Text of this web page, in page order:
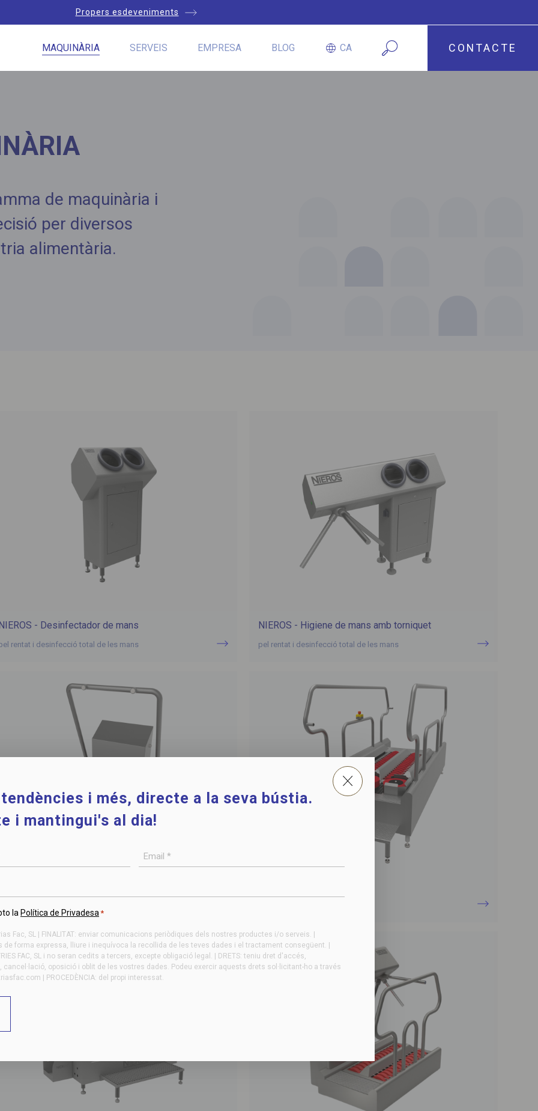
Propers esdeveniments
MAQUINÀRIA SERVEIS EMPRESA BLOG CA CONTACTE
de maquinària i
per diversos
alimentària.
- Desinfectador de mans
rentat i desinfecció total de les mans
NIEROS - Higiene de mans amb torniquet
pel rentat i desinfecció total de les mans
i més, directe a la seva bústia.
i mantingui's al dia!
Email
*
la Política de Privadesa *
Fac, SL | FINALITAT: enviar comunicacions periòdiques dels nostres productes i/o serveis. |
de forma expressa, lliure i inequívoca la recollida de les teves dades i el tractament consegüent. |
FAC, SL i no seran cedits a tercers, excepte obligació legal. | DRETS: teniu dret d'accés,
cancel·lació, oposició i oblit de les vostres dades. Podeu exercir aquests drets sol·licitant-ho a través
| PROCEDÈNCIA: del propi interessat.